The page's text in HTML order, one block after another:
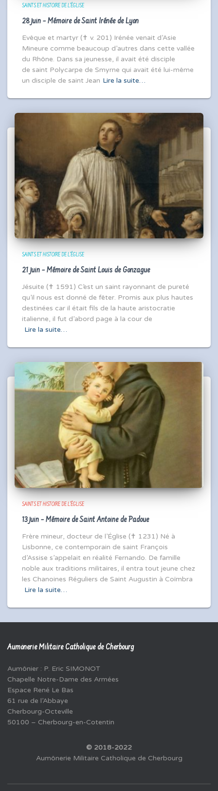
SAINTS ET HISTOIRE DE L'ÉGLISE
28 juin – Mémoire de Saint Irénée de Lyon
Evêque et martyr (✝ v. 201) Irénée venait d’Asie
Mineure comme beaucoup d’autres dans cette vallée
du Rhône. Dans sa jeunesse, il avait été disciple
de saint Polycarpe de Smyrne qui avait été lui-même
un disciple de saint Jean Lire la suite…
SAINTS ET HISTOIRE DE L'ÉGLISE
21 juin – Mémoire de Saint Louis de Gonzague
Jésuite (✝ 1591) C’est un saint rayonnant de pureté
qu’il nous est donné de fêter. Promis aux plus hautes
destinées car il était fils de la haute aristocratie
italienne, il fut d’abord page à la cour de
Lire la suite…
SAINTS ET HISTOIRE DE L'ÉGLISE
13 juin – Mémoire de Saint Antoine de Padoue
Frère mineur, docteur de l’Église (✝ 1231) Né à
Lisbonne, ce contemporain de saint François
d’Assise s’appelait en réalité Fernando. De famille
noble aux traditions militaires, il entra tout jeune chez
les Chanoines Réguliers de Saint Augustin à Coïmbra
Lire la suite…
Aumônerie Militaire Catholique de Cherbourg
Aumônier : P. Eric SIMONOT
Chapelle Notre-Dame des Armées
Espace René Le Bas
61 rue de l’Abbaye
Cherbourg-Octeville
50100 – Cherbourg-en-Cotentin
© 2018-2022
Aumônerie Militaire Catholique de Cherbourg